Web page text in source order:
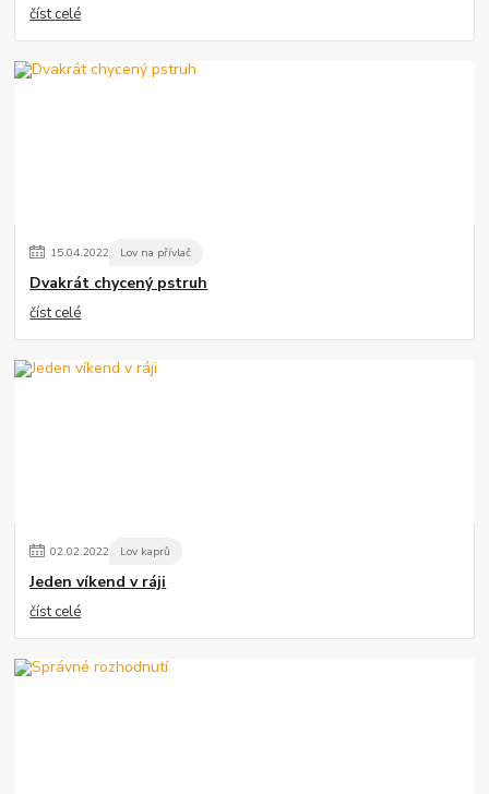
číst celé
15.04.2022 Lov na přívlač
Dvakrát chycený pstruh
číst celé
02.02.2022 Lov kaprů
Jeden víkend v ráji
číst celé